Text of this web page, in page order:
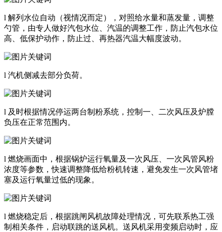
l 解列水位自动（视情况而定），对照给水量和蒸发量，调整
勺管，由专人做好汽包水位、汽温的调整工作，防止汽包水位
高、低保护动作，防止过、再热器汽温大幅度波动。
l 汽机侧减去部分负荷。
l 及时根据情况停运两台制粉系统，控制一、二次风压及炉膛
负压在正常范围内。
l 燃烧画面中，根据锅炉运行氧量及一次风压、一次风管风粉
浓度等参数，快速调整降低给粉机转速，避免发生一次风管堵
塞及运行氧量过低的现象。
l 燃烧稳定后，根据跳闸风机故障处理情况，可先联系热工强
制相关条件，启动联跳的送风机。送风机采用变频启动时，应